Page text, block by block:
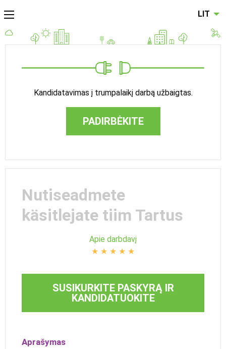
LIT
Kandidatavimas į trumpalaikį darbą užbaigtas.
PADIRBĖKITE
Nutiseadmete
käsitlejate tiim Tartus
Apie darbdavį
★ ★ ★ ★ ★
SUSIKURKITE PASKYRĄ IR
KANDIDATUOKITE
Aprašymas